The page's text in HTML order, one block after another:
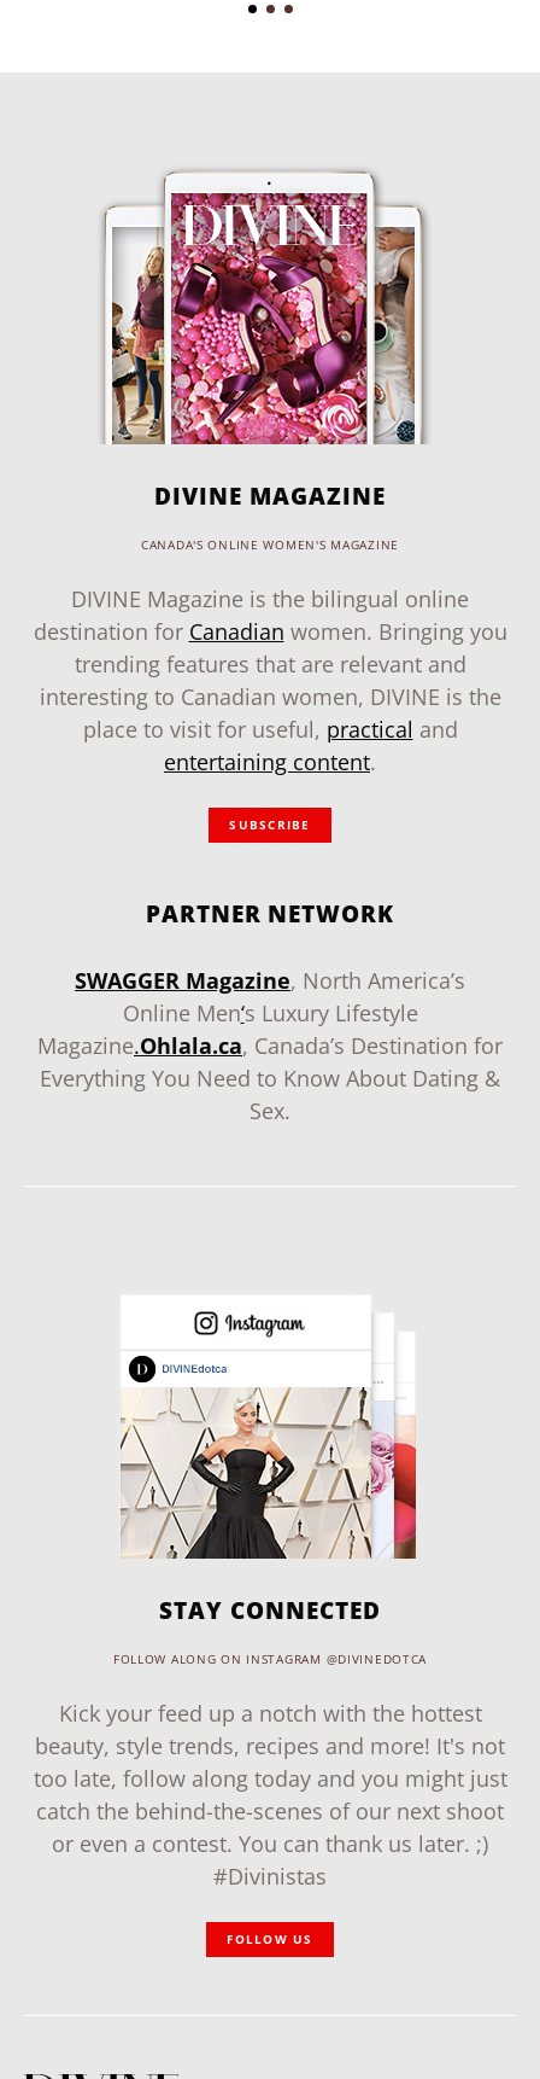
DIVINE MAGAZINE
CANADA'S ONLINE WOMEN'S MAGAZINE
DIVINE Magazine is the bilingual online
destination for Canadian women. Bringing you
trending features that are relevant and
interesting to Canadian women, DIVINE is the
place to visit for useful, practical and
entertaining content.
SUBSCRIBE
PARTNER NETWORK
SWAGGER Magazine, North America’s
Online Men‘s Luxury Lifestyle
Magazine.Ohlala.ca, Canada’s Destination for
Everything You Need to Know About Dating &
Sex.
STAY CONNECTED
FOLLOW ALONG ON INSTAGRAM @DIVINEDOTCA
Kick your feed up a notch with the hottest
beauty, style trends, recipes and more! It's not
too late, follow along today and you might just
catch the behind-the-scenes of our next shoot
or even a contest. You can thank us later. ;)
#Divinistas
FOLLOW US